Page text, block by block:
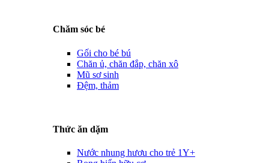
Chăm sóc bé
Gối cho bé bú
Chăn ủ, chăn đắp, chăn xô
Mũ sơ sinh
Đệm, thảm
Thức ăn dặm
Nước nhung hươu cho trẻ 1Y+